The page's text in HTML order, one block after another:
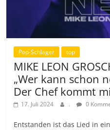
Pop-Schlager top
MIKE LEON
„Wer kann schon
Der Chef kommt
17. Juli 2024 . 0
Entstanden ist das Lied in